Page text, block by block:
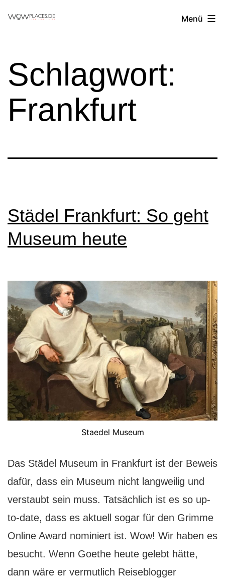
Reiseblog
Menü
Schlagwort:
Frankfurt
Städel Frankfurt: So geht
Museum heute
Staedel Museum
Das Städel Museum in Frankfurt ist der Beweis
dafür, dass ein Museum nicht langweilig und
verstaubt sein muss. Tatsächlich ist es so up-
to-date, dass es aktuell sogar für den Grimme
Online Award nominiert ist. Wow! Wir haben es
besucht. Wenn Goethe heute gelebt hätte,
dann wäre er vermutlich Reiseblogger